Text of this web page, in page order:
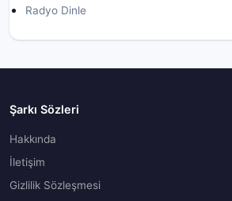
Radyo Dinle
Şarkı Sözleri
Hakkında
İletişim
Gizlilik Sözleşmesi